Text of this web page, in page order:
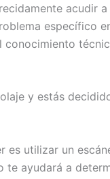
acudir
específico
y estás
es utilizar un
te ayudará a